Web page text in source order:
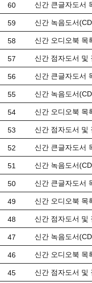
60 신간 큰글자도서
59 신간 녹음도서
58 신간 오디오북 목
57 신간 점자도서 및
56 신간 큰글자도서
55 신간 녹음도서
54 신간 오디오북 목
53 신간 점자도서 및
52 신간 큰글자도서
51 신간 녹음도서
50 신간 큰글자도서
49 신간 오디오북 목
48 신간 점자도서 및
47 신간 녹음도서
46 신간 오디오북 목
45 신간 점자도서 및